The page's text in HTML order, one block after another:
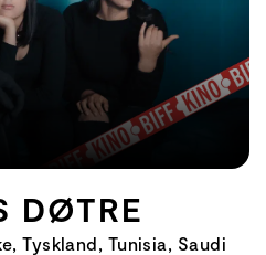
DØTRE
Tyskland, Tunisia, Saudi